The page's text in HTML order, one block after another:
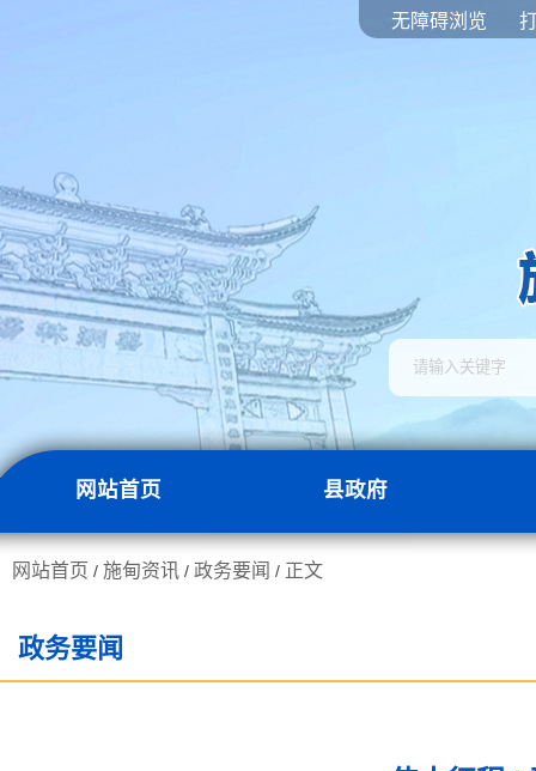
无障碍浏览
网站首页 县政府
网站首页 / 施甸资讯 / 政务要闻 / 正文
政务要闻